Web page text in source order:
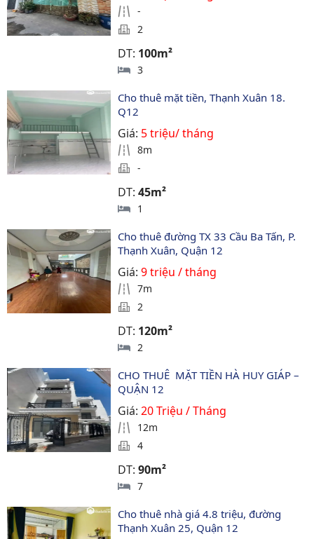
-
2
DT: 100m²
3
Cho thuê mặt tiền, Thạnh Xuân 18.
Q12
Giá: 5 triệu/ tháng
8m
-
DT:45m²
1
Cho thuê đường TX 33 Cầu Ba Tấn, P.
Thạnh Xuân, Quận 12
Giá:9 triệu / tháng
7m
2
DT: 120m²
2
CHO THUÊ  MẶT TIỀN HÀ HUY GIÁP –
QUẬN 12
Giá:20 Triệu / Tháng
12m
4
DT:90m²
7
Cho thuê nhà giá 4.8 triệu, đường
Thạnh Xuân 25, Quận 12